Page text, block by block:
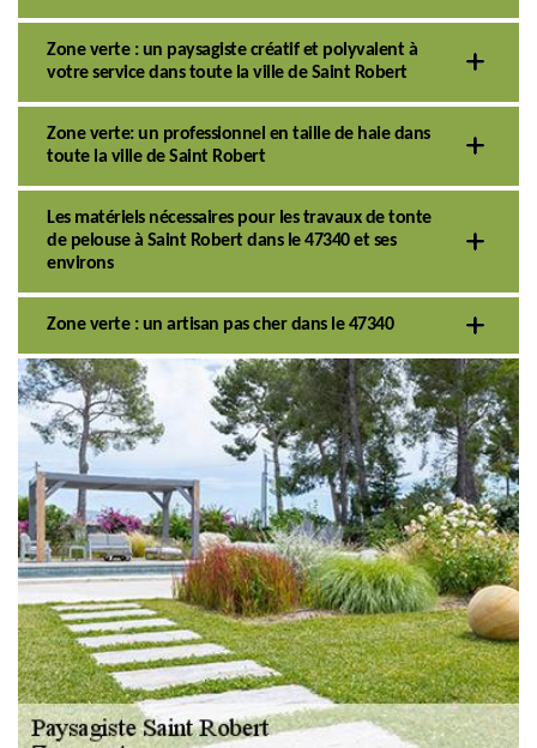
Zone verte : un paysagiste créatif et polyvalent à
votre service dans toute la ville de Saint Robert
Zone verte: un professionnel en taille de haie dans
toute la ville de Saint Robert
Les matériels nécessaires pour les travaux de tonte
de pelouse à Saint Robert dans le 47340 et ses
environs
Zone verte : un artisan pas cher dans le 47340